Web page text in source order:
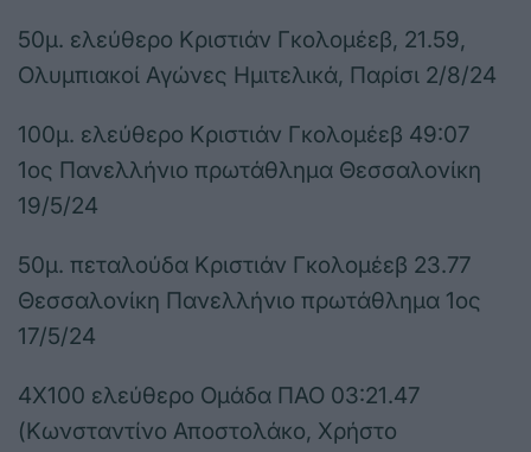
50μ. ελεύθερο Κριστιάν Γκολομέεβ, 21.59,
Ολυμπιακοί Αγώνες Ημιτελικά, Παρίσι 2/8/24
100μ. ελεύθερο Κριστιάν Γκολομέεβ 49:07
1ος Πανελλήνιο πρωτάθλημα Θεσσαλονίκη
19/5/24
50μ. πεταλούδα Κριστιάν Γκολομέεβ 23.77
Θεσσαλονίκη Πανελλήνιο πρωτάθλημα 1ος
17/5/24
4X100 ελεύθερο Ομάδα ΠΑΟ 03:21.47
(Κωνσταντίνο Αποστολάκο, Χρήστο